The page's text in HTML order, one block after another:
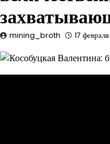
mining_broth 17